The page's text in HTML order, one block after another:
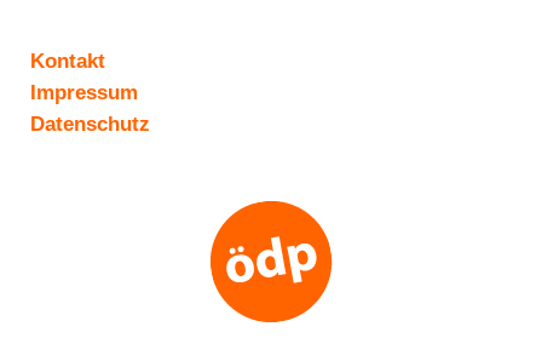
Kontakt
Impressum
Datenschutz